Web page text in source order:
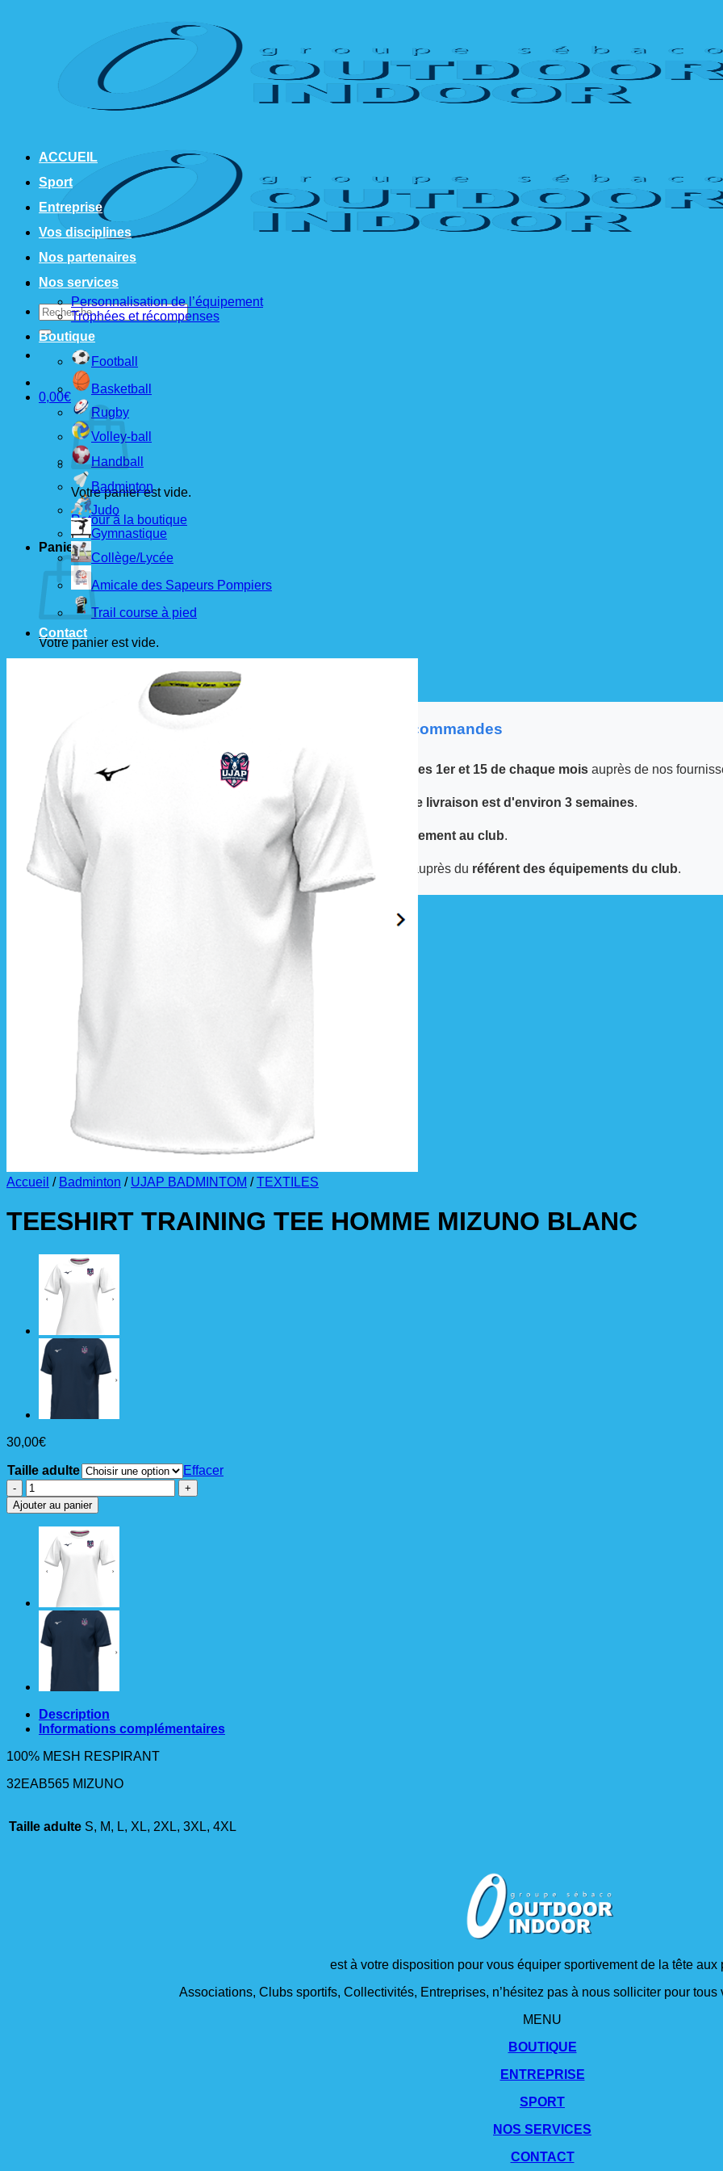
Recherche
pour :
0,00€
Votre panier est vide.
Retour à la boutique
Panier
Votre panier est vide.
📦 Informations sur les commandes
Les commandes sont passées les 1er et 15 de chaque moisauprès de nos
À partir de ces dates, le délai de livraison est d'environ 3 semaines.
La livraison est effectuée directement au club.
La commande est à récupérer auprès du référent des équipements du club.
ACCUEIL
Sport
Entreprise
Vos disciplines
Nos partenaires
Nos services
Personnalisation de l’équipement
Trophées et récompenses
Boutique
Football
Basketball
Rugby
Volley-ball
Handball
Badminton
Judo
Gymnastique
Collège/Lycée
Amicale des Sapeurs Pompiers
Trail course à pied
Contact
Accueil / Badminton / UJAP BADMINTOM / TEXTILES
TEESHIRT TRAINING TEE HOMME MIZUNO BLANC
30,00€
Taille adulte
Effacer
quantité
de
TEESHIRT
TRAINING
HOMME
MIZUNO
BLANC
Ajouter au panier
Description
Informations complémentaires
100% MESH RESPIRANT
32EAB565 MIZUNO
Taille adulte S, M, L, XL, 2XL, 3XL, 4XL
est à votre disposition pour vous équiper sportivement de la tête aux
Associations, Clubs sportifs, Collectivités, Entreprises, n’hésitez pas à nous solliciter pour
MENU
BOUTIQUE
ENTREPRISE
SPORT
NOS SERVICES
CONTACT